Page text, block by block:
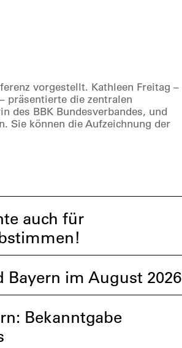
vorgestellt. Kathleen Freitag –
präsentierte die zentralen
des BBK Bundesverbandes, und
Sie können die Aufzeichnung der
auch für
Bayern im August 2026
Bekanntgabe